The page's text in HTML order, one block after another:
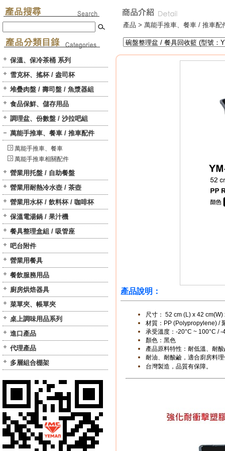
保溫、保冷茶桶 系列
雪克杯、搖杯 / 盎司杯
堆疊肉盤 / 壽司盤 / 魚漿器組
食品保鮮、儲存用品
調理盆、份數盤 / 沙拉吧組
萬能手推車、餐車 / 推車配件
萬能手推車、餐車
萬能手推車相關配件
營業用托盤 / 自助餐盤
營業用耐熱冷水壺 / 茶壺
營業用水杯 / 飲料杯 / 咖啡杯
保溫電湯鍋 / 果汁機
餐具整理盒組 / 吸管座
吧台附件
營業用餐具
餐飲服務用品
廚房烘焙器具
菜單夾、帳單夾
桌上調味用品系列
進口產品
代理產品
多層組合棚架
產品 > 萬能手推車、餐車 / 推車配
產品說明：
尺寸： 52 cm (L) x 42 cm(W)
材質：PP (Polypropylene) /
承受溫度：-20°C ~ 100°C / -
顏色：黑色
產品原料特性：耐低溫、耐
耐油、耐酸鹼，適合廚房料
台灣製造，品質有保障。